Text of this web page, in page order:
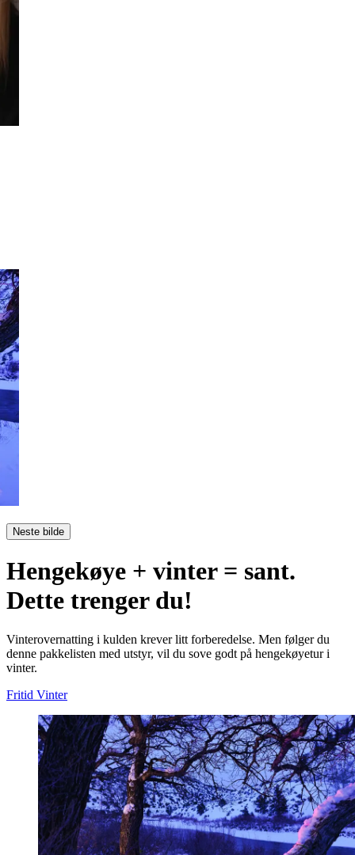
Neste bilde
Hengekøye + vinter = sant.
Dette trenger du!
Vinterovernatting i kulden krever litt forberedelse. Men følger du
denne pakkelisten med utstyr, vil du sove godt på hengekøyetur i
vinter.
Fritid Vinter